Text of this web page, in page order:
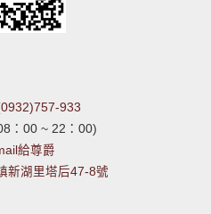
933
：00 ~ 22：00)
給尊爵
新湖里塔后47-8號